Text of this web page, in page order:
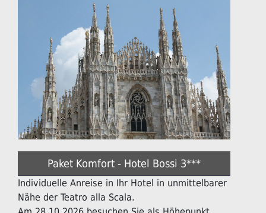
Paket Komfort - Hotel Bossi 3***
Individuelle Anreise in Ihr Hotel in unmittelbarer
Nähe der Teatro alla Scala.